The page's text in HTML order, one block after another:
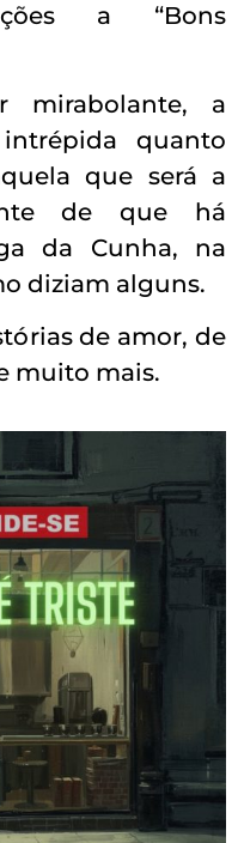
a “Bons
mirabolante, a
quanto
que será a
de que há
da Cunha, na
diziam alguns.
de amor, de
muito mais.